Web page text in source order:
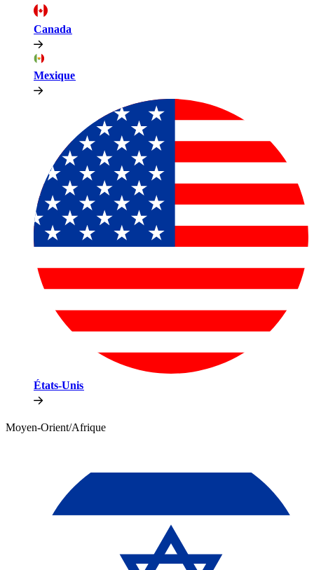
Canada​​
Mexique​​
États-Unis​​
Moyen-Orient/Afrique​​